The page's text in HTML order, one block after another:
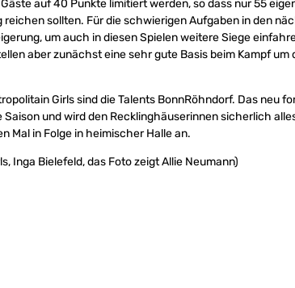
auf 40 Punkte limitiert werden, so dass nur 55
reichen sollten. Für die schwierigen Aufgaben in den
um auch in diesen Spielen weitere Siege
aber zunächst eine sehr gute Basis beim Kampf um
Girls sind die Talents BonnRöhndorf. Das neu
Saison und wird den Recklinghäuserinnen sicherlich
Mal in Folge in heimischer Halle an.
Inga Bielefeld, das Foto zeigt Allie Neumann)